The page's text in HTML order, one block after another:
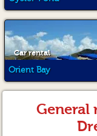
Car rental
Orient Bay
General